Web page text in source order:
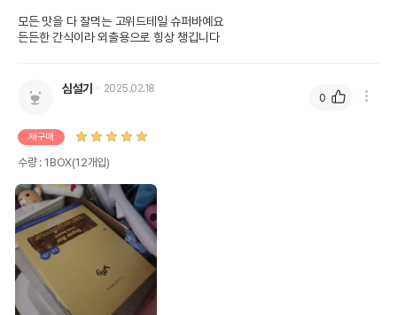
모든 맛을 다 잘먹는 고위드테일 슈퍼바예요
든든한 간식이라 외출용으로 힝상 챙깁니다
심설기 2025.02.18
재구매
수량 : 1BOX(12개입)
0